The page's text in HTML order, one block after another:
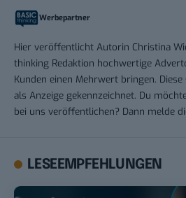
Werbepartner
Hier veröffentlicht Autorin Christina
thinking Redaktion hochwertige
Kunden einen Mehrwert bringen.
als Anzeige gekennzeichnet. Du
bei uns veröffentlichen? Dann melde
LESEEMPFEHLUNGEN